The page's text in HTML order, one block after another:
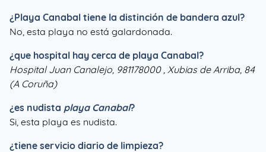
¿Playa Canabal tiene la distinción de bandera azul?
No, esta playa no está galardonada.
¿que hospital hay cerca de playa Canabal?
Hospital Juan Canalejo, 981178000 , Xubias de Arriba, 84
(A Coruña)
¿es nudista playa Canabal?
Si, esta playa es nudista.
¿tiene servicio diario de limpieza?